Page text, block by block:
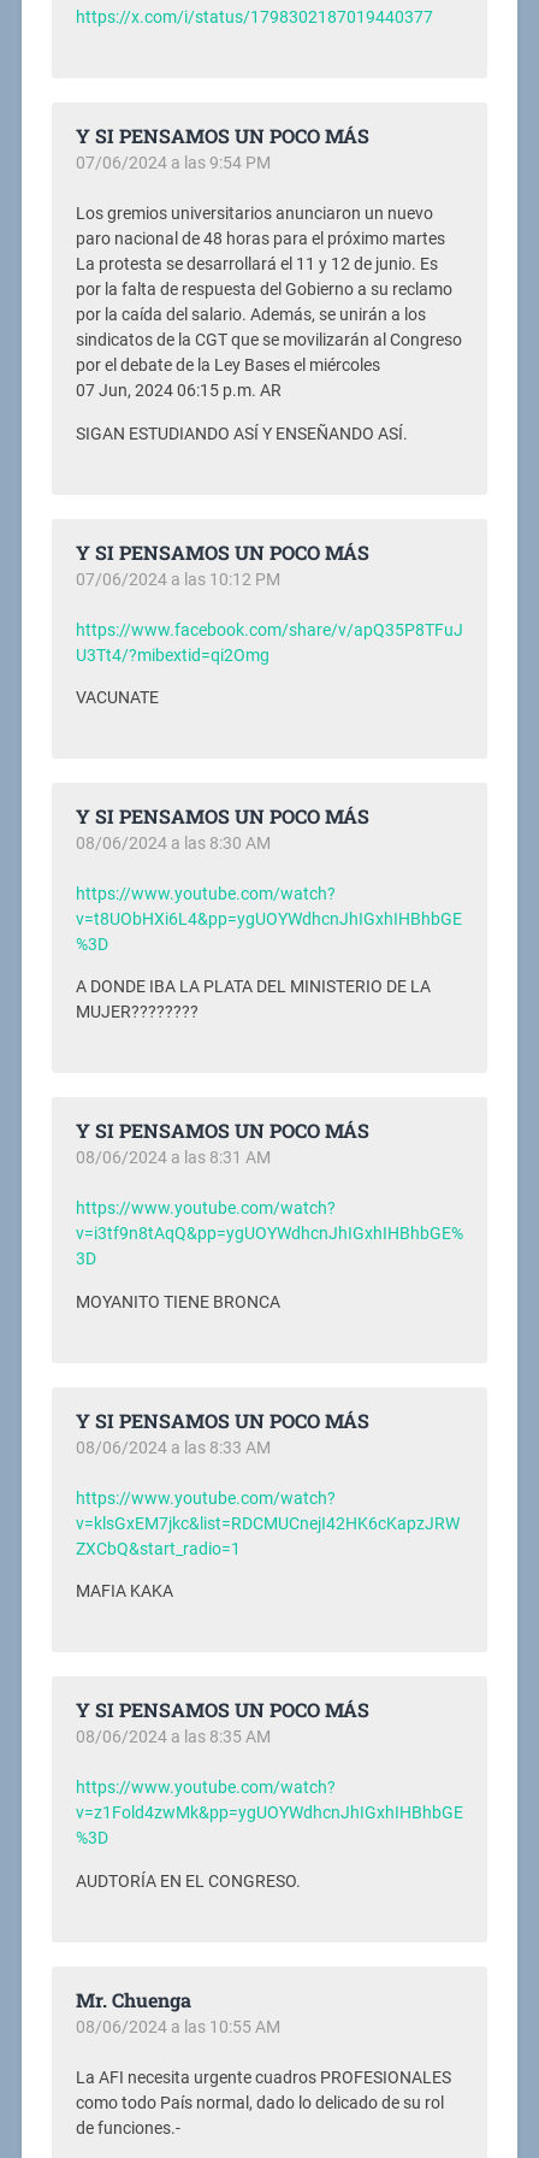
https://x.com/i/status/1798302187019440377
Y SI PENSAMOS UN POCO MÁS
07/06/2024 a las 9:54 PM
Los gremios universitarios anunciaron un nuevo
paro nacional de 48 horas para el próximo martes
La protesta se desarrollará el 11 y 12 de junio. Es
por la falta de respuesta del Gobierno a su reclamo
por la caída del salario. Además, se unirán a los
sindicatos de la CGT que se movilizarán al Congreso
por el debate de la Ley Bases el miércoles
07 Jun, 2024 06:15 p.m. AR
SIGAN ESTUDIANDO ASÍ Y ENSEÑANDO ASÍ.
Y SI PENSAMOS UN POCO MÁS
07/06/2024 a las 10:12 PM
https://www.facebook.com/share/v/apQ35P8TFuJ
U3Tt4/?mibextid=qi2Omg
VACUNATE
Y SI PENSAMOS UN POCO MÁS
08/06/2024 a las 8:30 AM
https://www.youtube.com/watch?
v=t8UObHXi6L4&pp=ygUOYWdhcnJhIGxhIHBhbGE
%3D
A DONDE IBA LA PLATA DEL MINISTERIO DE LA
MUJER????????
Y SI PENSAMOS UN POCO MÁS
08/06/2024 a las 8:31 AM
https://www.youtube.com/watch?
v=i3tf9n8tAqQ&pp=ygUOYWdhcnJhIGxhIHBhbGE%
3D
MOYANITO TIENE BRONCA
Y SI PENSAMOS UN POCO MÁS
08/06/2024 a las 8:33 AM
https://www.youtube.com/watch?
v=klsGxEM7jkc&list=RDCMUCnejI42HK6cKapzJRW
ZXCbQ&start_radio=1
MAFIA KAKA
Y SI PENSAMOS UN POCO MÁS
08/06/2024 a las 8:35 AM
https://www.youtube.com/watch?
v=z1Fold4zwMk&pp=ygUOYWdhcnJhIGxhIHBhbGE
%3D
AUDTORÍA EN EL CONGRESO.
Mr. Chuenga
08/06/2024 a las 10:55 AM
La AFI necesita urgente cuadros PROFESIONALES
como todo País normal, dado lo delicado de su rol
de funciones.-